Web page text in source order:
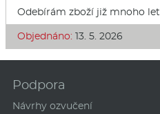
Odebírám zboží již mnoho let
Objednáno: 13. 5. 2026
Podpora
Návrhy ozvučení